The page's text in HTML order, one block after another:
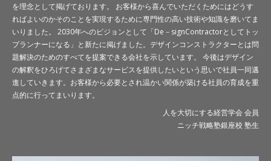
を理念として掲げております。 お客様から喜んでいただくためにはどうす
ればよいのかそのことを実現するために専門性の高い技術や知識を磨いてま
いりました。 2030年へのビジョンとして「De－signContractorとしてトッ
プランナーになる」と新たに掲げました。デザインコンストラクターとは問
題解決のためのすべてを提案できる会社を示しています。 今後はデザイン
の解釈をひろげてさまざまなサービスを提供したいという思いで社員一同邁
進していきます。お客様から必要とされ温かい関係が築ける社員の育成を重
点的に行ってまいります。
人を大切にする経営学会 会員
ニッチ戦略塾銀座校 塾生